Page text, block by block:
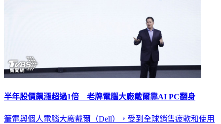
半年股價飆漲超過1倍 老牌電腦大廠戴爾靠AI PC翻身
筆電與個人電腦大廠戴爾（Dell），受到全球銷售疲軟和使用